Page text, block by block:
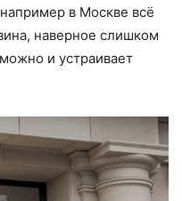
в Москве всё
наверное слишком
и устраивает